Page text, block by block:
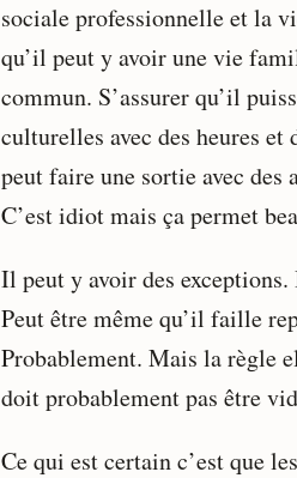
sociale professionnelle et la
qu’il peut y avoir une vie
commun. S’assurer qu’il
culturelles avec des heures et
peut faire une sortie avec des
C’est idiot mais ça permet
Il peut y avoir des
Peut être même qu’il faille
Probablement. Mais la règle
doit probablement pas être
Ce qui est certain c’est que